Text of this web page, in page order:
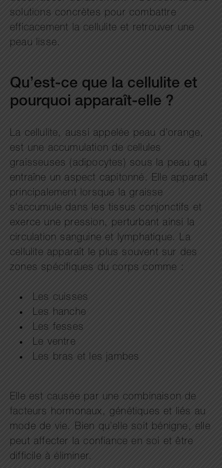
solutions concrètes pour combattre
efficacement la cellulite et retrouver une
peau lisse.
Qu’est-ce que la cellulite et
pourquoi apparaît-elle ?
La cellulite, aussi appelée peau d’orange,
est une accumulation de cellules
graisseuses (adipocytes) sous la peau qui
entraîne un aspect capitonné. Elle apparaît
principalement lorsque la graisse
s’accumule dans les tissus conjonctifs et
exerce une pression, perturbant ainsi la
circulation sanguine et lymphatique. La
cellulite apparaît le plus souvent sur des
zones spécifiques du corps comme :
Les cuisses
Les hanche
Les fesses
Le ventre
Les bras et les jambes
Elle est causée par une combinaison de
facteurs hormonaux, génétiques et liés au
mode de vie. Bien qu’elle soit bénigne, elle
peut affecter la confiance en soi et être
difficile à éliminer.